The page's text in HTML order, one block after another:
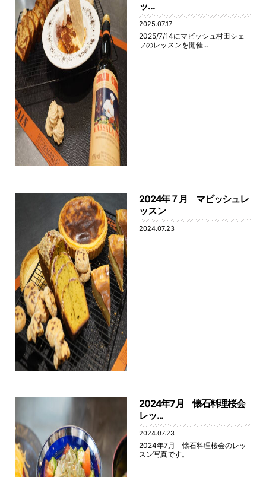
ッ...
2025.07.17
2025/7/14にマビッシュ村田シェ
フのレッスンを開催...
2024年７月 マビッシュレ
ッスン
2024.07.23
2024年7月 懐石料理桜会
レッ...
2024.07.23
2024年7月 懐石料理桜会のレッ
スン写真です。